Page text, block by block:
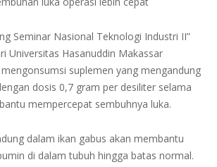
Seminar Nasional Teknologi Industri II”
Universitas Hasanuddin Makassar
suplemen yang mengandung
dosis 0,7 gram per desiliter selama
mempercepat sembuhnya luka.
dalam ikan gabus akan membantu
di dalam tubuh hingga batas normal.